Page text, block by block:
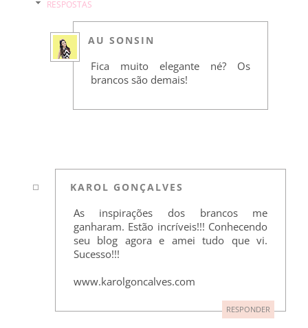
RESPOSTAS
AU SONSIN
Fica muito elegante né? Os
brancos são demais!
KAROL GONÇALVES
As inspirações dos brancos me
ganharam. Estão incríveis!!! Conhecendo
seu blog agora e amei tudo que vi.
Sucesso!!!
www.karolgoncalves.com
RESPONDER